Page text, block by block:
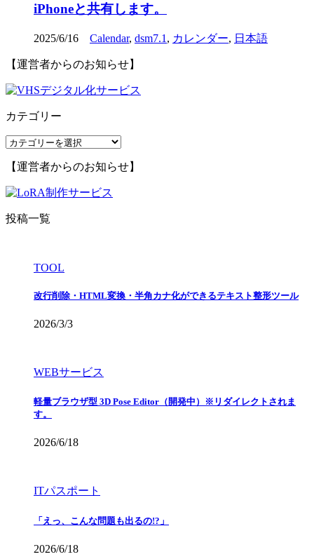
iPhoneと共有します。
2025/6/16 Calendar, dsm7.1 , カレンダー, 日本語
【運営者からのお知らせ】
カテゴリー
カ
ゴ
リ
ー
【運営者からのお知らせ】
投稿一覧
TOOL
改行削除・HTML変換・半角カナ化ができるテキスト整形ツール
2026/3/3
WEBサービス
軽量ブラウザ型 3D Pose Editor（開発中）※リダイレクトされま
す。
2026/6/18
ITパスポート
「えっ、こんな問題も出るの!?」
2026/6/18